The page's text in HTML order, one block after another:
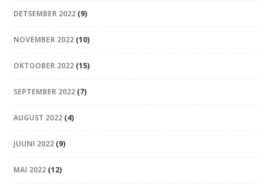
DETSEMBER 2022 (9)
NOVEMBER 2022 (10)
OKTOOBER 2022 (15)
SEPTEMBER 2022 (7)
AUGUST 2022 (4)
JUUNI 2022 (9)
MAI 2022 (12)